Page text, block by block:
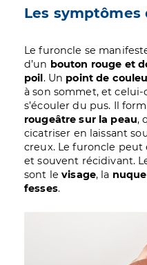
Les
Le furoncle se
d’un bouton rouge et
poil. Un point de
à son sommet, et celui-
s’écouler du pus. Il
rougeâtre sur la peau,
cicatriser en laissant
creux. Le furoncle
et souvent récidivant.
sont levisage, la nuque
fesses.